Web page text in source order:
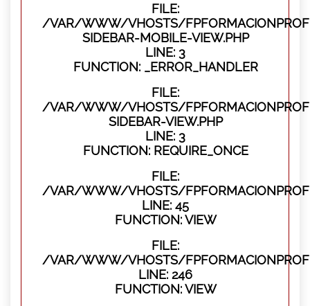
FILE:
/VAR/WWW/VHOSTS/
SIDEBAR-MOBILE-VIEW.PHP
LINE: 3
FUNCTION: _ERROR_HANDLER
FILE:
/VAR/WWW/VHOSTS/
SIDEBAR-VIEW.PHP
LINE: 3
FUNCTION: REQUIRE_ONCE
FILE:
/VAR/WWW/VHOSTS/
LINE: 45
FUNCTION: VIEW
FILE:
/VAR/WWW/VHOSTS/
LINE: 246
FUNCTION: VIEW